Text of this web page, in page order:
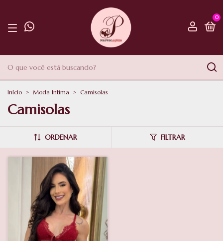
0
Início > Moda Intíma > Camisolas
Camisolas
ORDENAR FILTRAR